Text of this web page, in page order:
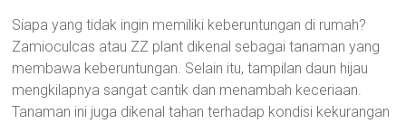
Siapa yang tidak ingin memiliki keberuntungan di rumah?
Zamioculcas atau ZZ plant dikenal sebagai tanaman yang
membawa keberuntungan. Selain itu, tampilan daun hijau
mengkilapnya sangat cantik dan menambah keceriaan.
Tanaman ini juga dikenal tahan terhadap kondisi kekurangan